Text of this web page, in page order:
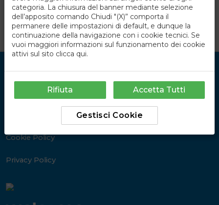
Link Utili
Cookie Policy
Privacy Policy
categoria. La chiusura del banner mediante selezione
dell’apposito comando Chiudi "(X)” comporta il
permanere delle impostazioni di default, e dunque la
continuazione della navigazione con i cookie tecnici. Se
vuoi maggiori informazioni sul funzionamento dei cookie
attivi sul sito clicca qui.
Gestisci Cookie
Rifiuta Accetta Tutti